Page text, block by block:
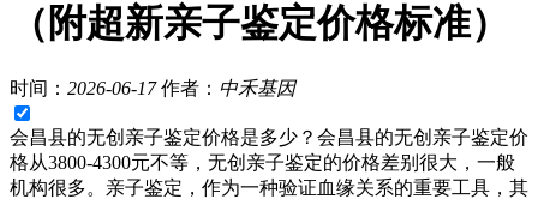
（附超新亲子鉴定价格标准）
时间： 2026-06-17 作者： 中禾基因
会昌县的无创亲子鉴定价格是多少？会昌县的无创亲子鉴定价
格从3800-4300元不等，无创亲子鉴定的价格差别很大，一般
机构很多。亲子鉴定，作为一种验证血缘关系的重要工具，其